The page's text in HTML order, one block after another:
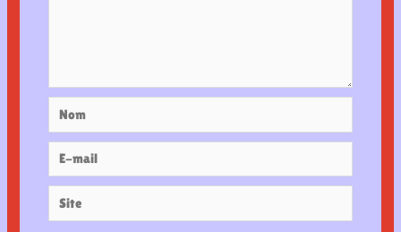
Nom
E-
mail
Site